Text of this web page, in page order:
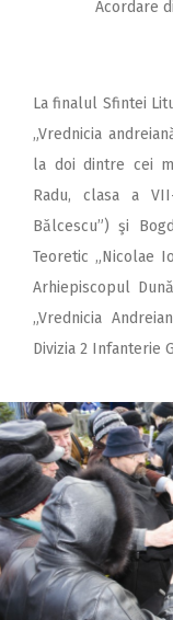
Acordare
La finalul Sfintei
„Vrednicia
la doi dintre cei
Radu, clasa a
Bălcescu”) şi
Teoretic „Nicolae
Arhiepiscopul
„Vrednicia
Divizia 2 Infanterie